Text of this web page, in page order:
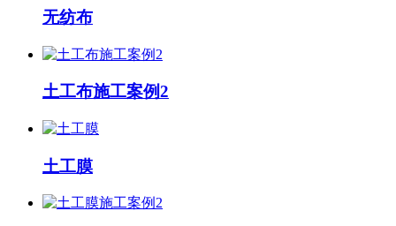
无纺布
土工布施工案例2
土工膜